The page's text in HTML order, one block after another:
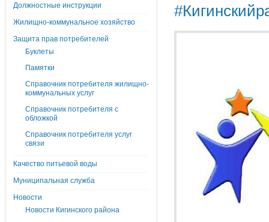
Должностные инструкции
Жилищно-коммунальное хозяйство
Защита прав потребителей
Буклеты
Памятки
Справочник потребителя жилищно-
коммунальных услуг
Справочник потребителя с
обложкой
Справочник потребителя услуг
связи
Качество питьевой воды
Муниципальная служба
Новости
Новости Кигинского района